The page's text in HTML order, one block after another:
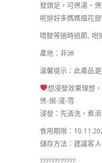
發頭足，可㷛湯、
呢排好多媽媽搵花
唔駛等過時過節, 咁
產地：非洲
溫馨提示：此產品
想浸發效果理想
㷛-焗-浸-雪
浸發：先清洗，煮
食用期限：
儲存方法：建議客
????????????